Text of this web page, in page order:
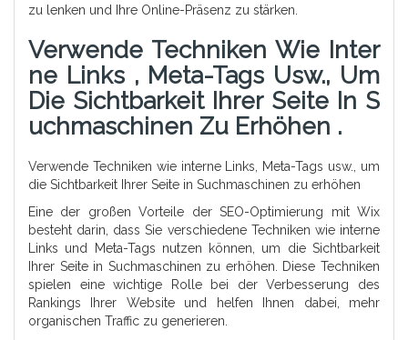
zu lenken und Ihre Online-Präsenz zu stärken.
Verwende Techniken Wie Inter
Ne Links , Meta-Tags Usw., Um
Die Sichtbarkeit Ihrer Seite In S
Uchmaschinen Zu Erhöhen .
Verwende Techniken wie interne Links, Meta-Tags usw., um
die Sichtbarkeit Ihrer Seite in Suchmaschinen zu erhöhen
Eine der großen Vorteile der SEO-Optimierung mit Wix
besteht darin, dass Sie verschiedene Techniken wie interne
Links und Meta-Tags nutzen können, um die Sichtbarkeit
Ihrer Seite in Suchmaschinen zu erhöhen. Diese Techniken
spielen eine wichtige Rolle bei der Verbesserung des
Rankings Ihrer Website und helfen Ihnen dabei, mehr
organischen Traffic zu generieren.